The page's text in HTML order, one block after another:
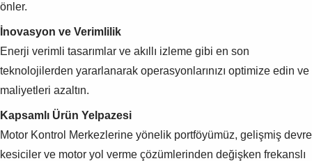
önler.
İnovasyon ve Verimlilik
Enerji verimli tasarımlar ve akıllı izleme gibi en son
teknolojilerden yararlanarak operasyonlarınızı optimize edin ve
maliyetleri azaltın.
Kapsamlı Ürün Yelpazesi
Motor Kontrol Merkezlerine yönelik portföyümüz, gelişmiş devre
kesiciler ve motor yol verme çözümlerinden değişken frekanslı